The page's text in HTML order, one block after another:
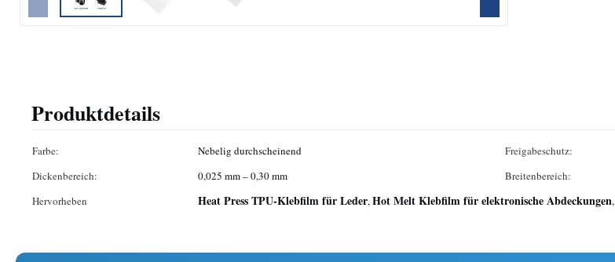
Produktdetails
Farbe: Nebelig durchscheinend Freigabeschutz:
Dickenbereich:
0,025 mm – 0,30 mm Breitenbereich:
Hervorheben
Heat Press TPU-Klebfilm für Leder,Hot Melt Klebfilm für elektronische Abdeckungen,